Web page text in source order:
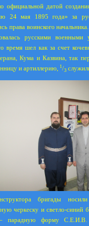
официальной датой
24 мая 1895 года» за
права воинского
русскими
время шел как за счет
Кума и Казвина, так
и артиллерию, 1/3
бригады
черкеску и светло-синий
– парадную форму